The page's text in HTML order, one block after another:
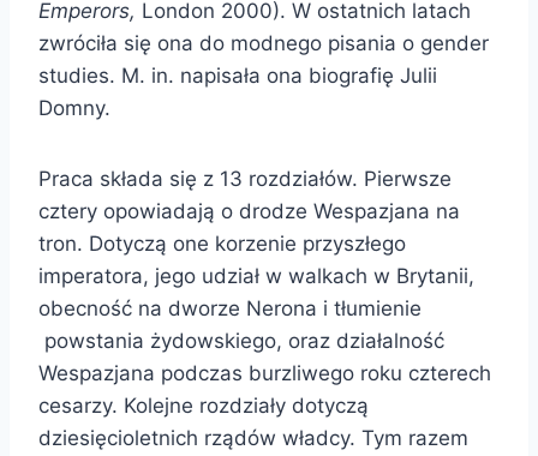
Emperors, London 2000). W ostatnich latach
zwróciła się ona do modnego pisania o gender
studies. M. in. napisała ona biografię Julii
Domny.
Praca składa się z 13 rozdziałów. Pierwsze
cztery opowiadają o drodze Wespazjana na
tron. Dotyczą one korzenie przyszłego
imperatora, jego udział w walkach w Brytanii,
obecność na dworze Nerona i tłumienie
powstania żydowskiego, oraz działalność
Wespazjana podczas burzliwego roku czterech
cesarzy. Kolejne rozdziały dotyczą
dziesięcioletnich rządów władcy. Tym razem